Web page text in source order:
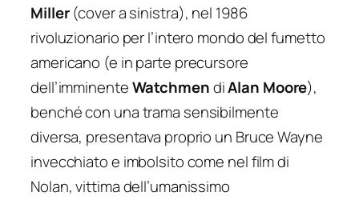
Miller(cover a sinistra), nel 1986
rivoluzionario per l’intero mondo del fumetto
americano (e in parte precursore
dell’imminenteWatchmendiAlan Moore),
benché con una trama sensibilmente
diversa, presentava proprio un Bruce Wayne
invecchiato e imbolsito come nel film di
Nolan, vittima dell’umanissimo